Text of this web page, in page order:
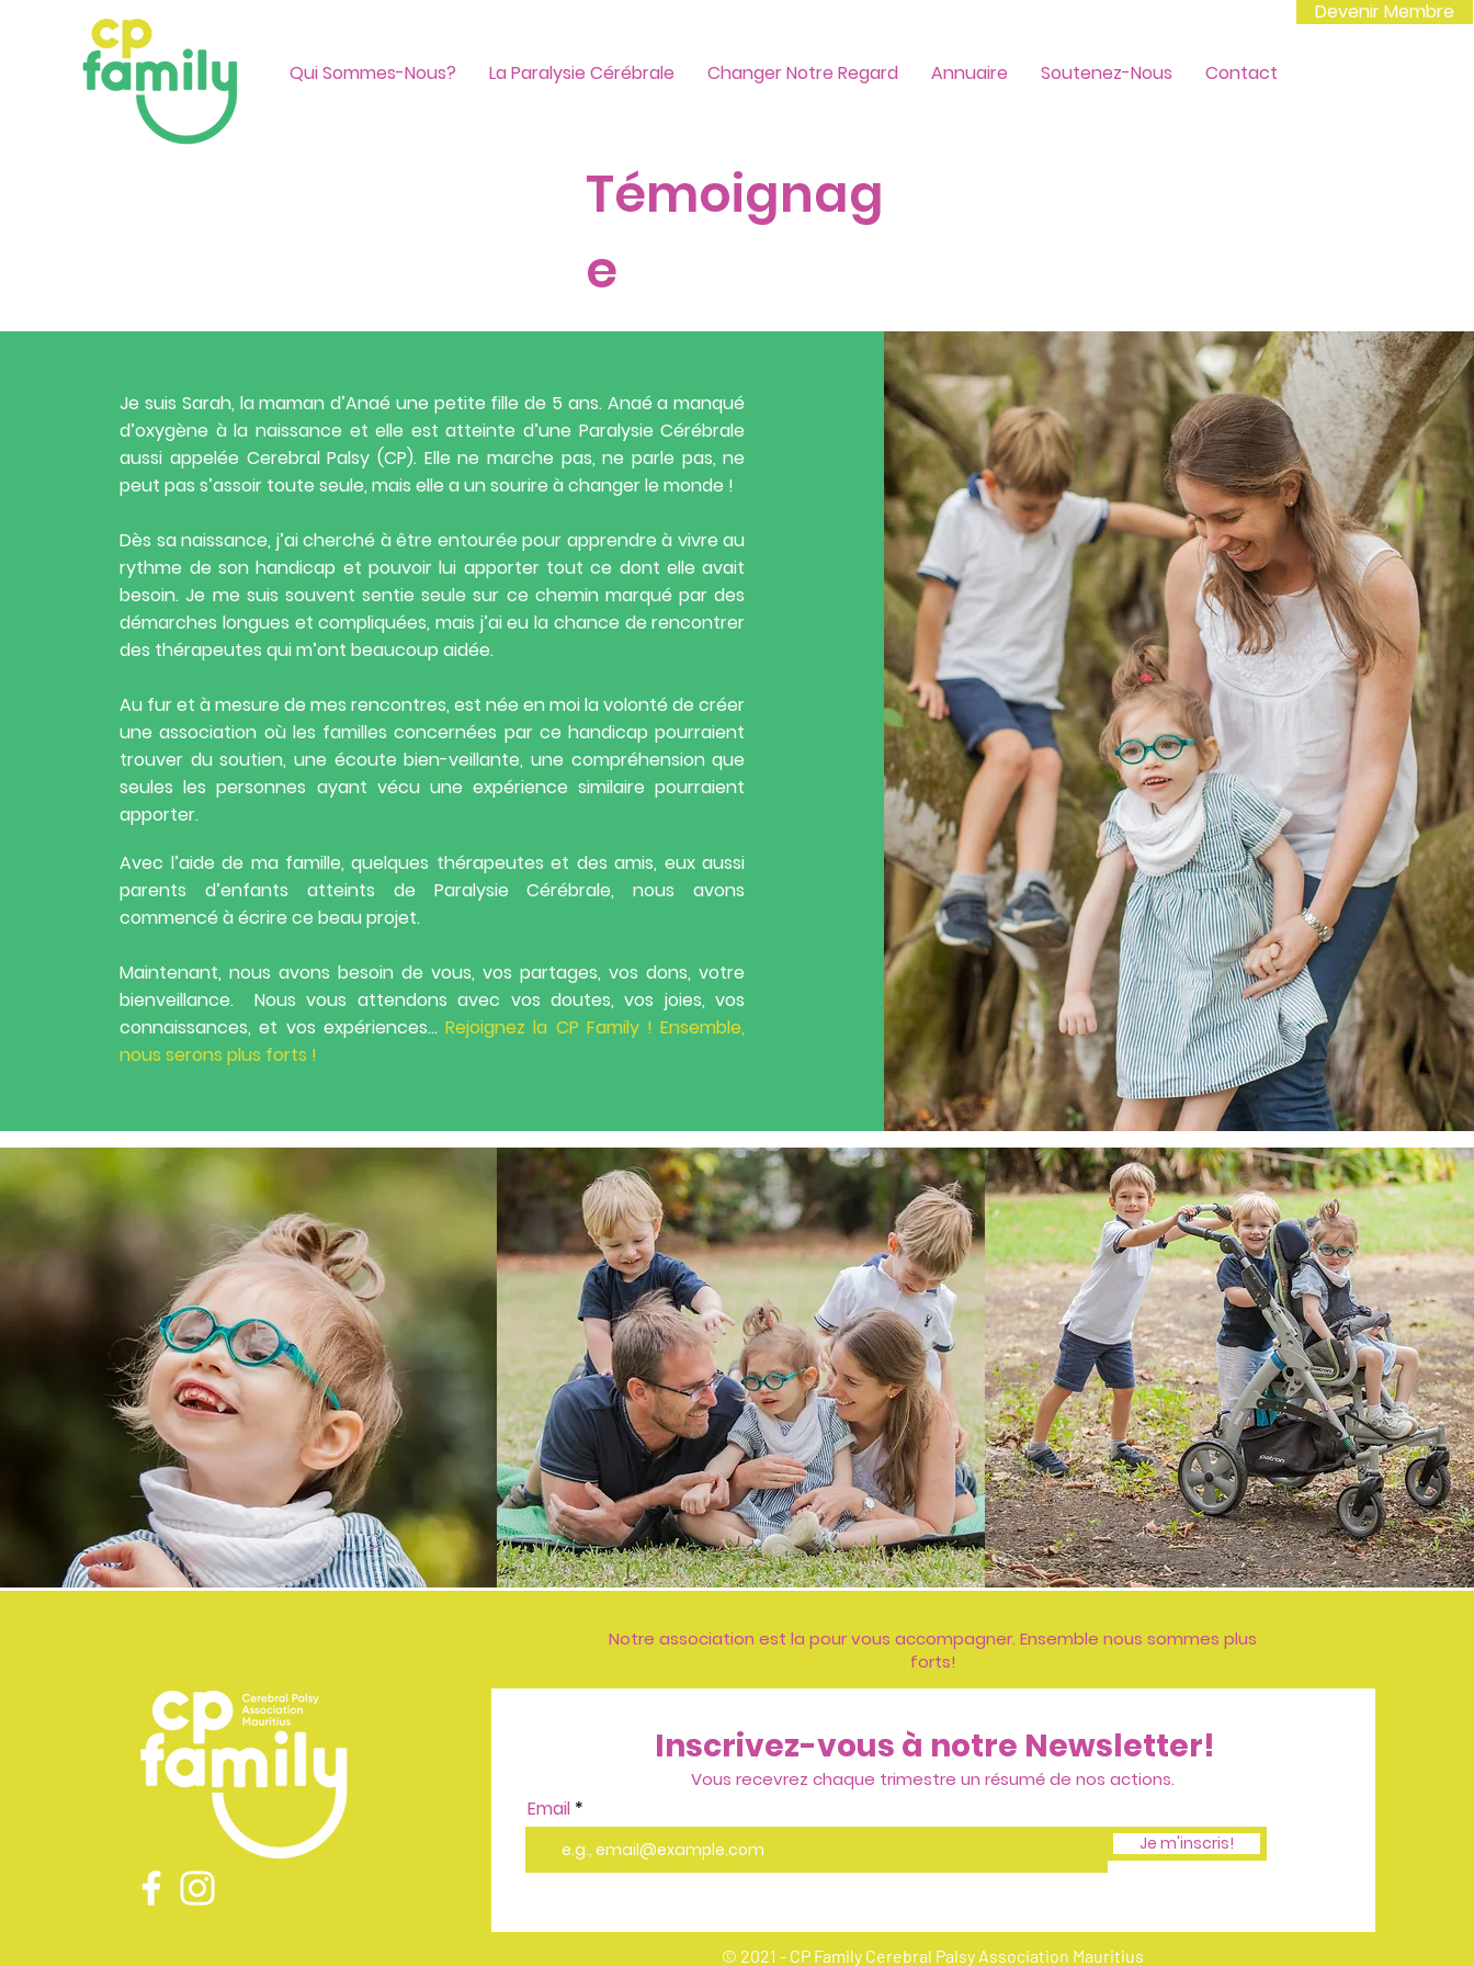
Qui Sommes-Nous? La Paralysie Cérébrale Changer Notre Regard Annuaire Soutenez-Nous Contact
Devenir Membre
Témoignag
e
Je suis Sarah, la maman d’Anaé une petite fille de 5 ans. Anaé a manqué
d’oxygène à la naissance et elle est atteinte d’une Paralysie Cérébrale
aussi appelée Cerebral Palsy (CP). Elle ne marche pas, ne parle pas, ne
peut pas s’assoir toute seule, mais elle a un sourire à changer le monde !
Dès sa naissance, j’ai cherché à être entourée pour apprendre à vivre au
rythme de son handicap et pouvoir lui apporter tout ce dont elle avait
besoin. Je me suis souvent sentie seule sur ce chemin marqué par des
démarches longues et compliquées, mais j’ai eu la chance de rencontrer
des thérapeutes qui m’ont beaucoup aidée.
Au fur et à mesure de mes rencontres, est née en moi la volonté de créer
une association où les familles concernées par ce handicap pourraient
trouver du soutien, une écoute bien-veillante, une compréhension que
seules les personnes ayant vécu une expérience similaire pourraient
apporter.
Avec l’aide de ma famille, quelques thérapeutes et des amis, eux aussi
parents d’enfants atteints de Paralysie Cérébrale, nous avons
commencé à écrire ce beau projet.
Maintenant, nous avons besoin de vous, vos partages, vos dons, votre
bienveillance. Nous vous attendons avec vos doutes, vos joies, vos
connaissances, et vos expériences…Rejoignez la CP Family ! Ensemble,
nous serons plus forts !
Notre association est la pour vous accompagner. Ensemble nous sommes plus
forts!
Inscrivez-vous à notre Newsletter!
Vous recevrez chaque trimestre un résumé de nos actions.
Email
Je m'inscris!
© 2021 - CP Family Cerebral Palsy Association Mauritius